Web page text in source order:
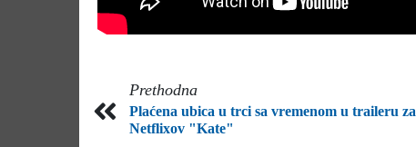
Prethodna
Plaćena ubica u trci sa vremenom u traileru za
Netflixov "Kate"